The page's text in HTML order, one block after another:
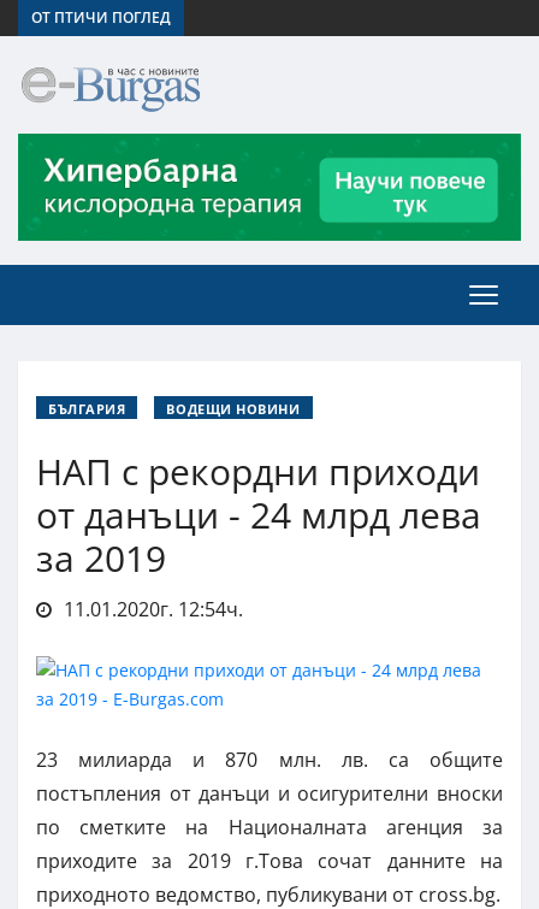
ОТ ПТИЧИ ПОГЛЕД
БЪЛГАРИЯ ВОДЕЩИ НОВИНИ
НАП с рекордни приходи
от данъци - 24 млрд лева
за 2019
11.01.2020г. 12:54ч.
23 милиарда и 870 млн. лв. са общите
постъпления от данъци и осигурителни вноски
по сметките на Националната агенция за
приходите за 2019 г.Това сочат данните на
приходното ведомство, публикувани от cross.bg.